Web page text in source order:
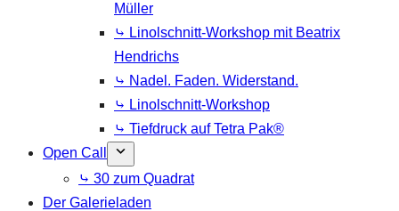
Müller
⤷ Linolschnitt-Workshop mit Beatrix
Hendrichs
⤷ Nadel. Faden. Widerstand.
⤷ Linolschnitt-Workshop
⤷ Tiefdruck auf Tetra Pak®
Open Call
⤷ 30 zum Quadrat
Der Galerieladen